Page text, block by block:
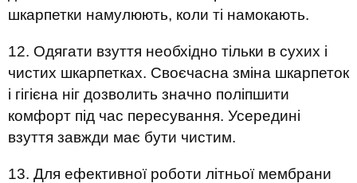
шкарпетки намулюють, коли ті намокають.
12. Одягати взуття необхідно тільки в сухих і
чистих шкарпетках. Своєчасна зміна шкарпеток
і гігієна ніг дозволить значно поліпшити
комфорт під час пересування. Усередині
взуття завжди має бути чистим.
13. Для ефективної роботи літньої мембрани